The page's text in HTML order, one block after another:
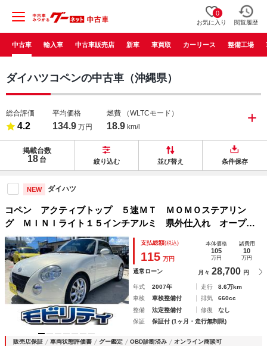
0
お気に入り 閲覧履歴
中古車 輸入車 中古車販売店 新車 車買取 カーリース 整備工場
ダイハツコペンの中古車（沖縄県）
総合評価
4.2
平均価格
134.9 万円
燃費 （WLTCモード）
18.9 km/l
掲載台数
18 台 絞り込む 並び替え 条件保存
NEW ダイハツ
コペン アクティブトップ ５速ＭＴ ＭＯＭＯステアリン
グ ＭＩＮＩライト１５インチアルミ 県外仕入れ オープン
カー ＥＴＣ ナビ 衝突安全ボディ ＡＢＳ エアコン パ
ワーステアリング パワーウィンドウ
支払総額(税込)
115 万円
本体価格
105
万円
諸費用
10
万円
通常ローン 月々 28,700 円
年式 2007年 走行
8.6万km
車検
車検整備付 排気
660cc
整備
法定整備付 修復
なし
保証
保証付 (1ヶ月・走行無制限)
販売店保証 車両状態評価書 グー鑑定 OBD診断済み
オンライン商談可